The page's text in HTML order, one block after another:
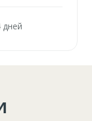
дней